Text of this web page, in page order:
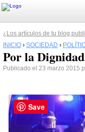
¿Los artículos de tu blog
INICIO › SOCIEDAD ›
Por la Dignidad
Publicado el 23 marzo 2015
Save